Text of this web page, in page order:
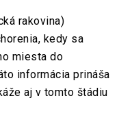
rakovina)
kedy sa
miesta do
informácia prináša
aj v tomto štádiu